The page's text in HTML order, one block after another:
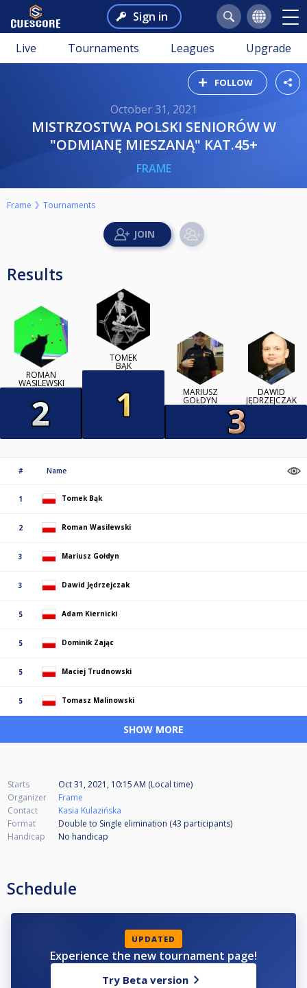
Sign in
Live Tournaments Leagues Upgrade
FOLLOW
October 31, 2021
MISTRZOSTWA POLSKI SENIORÓW W
"ODMIANĘ MIESZANĄ" KAT.45+
FRAME
Frame Tournaments
Results
ROMAN
WASILEWSKI
TOMEK
BĄK
MARIUSZ
GOŁDYN
DAWID
JĘDRZEJCZAK
# Name
1 Tomek Bąk
2 Roman Wasilewski
3 Mariusz Gołdyn
3 Dawid Jędrzejczak
5 Adam Kiernicki
5 Dominik Zając
5 Maciej Trudnowski
5 Tomasz Malinowski
SHOW MORE
Starts
Oct 31, 2021, 10:15 AM (Local time)
Organizer
Frame
Contact
Kasia Kulazińska
Format
Double to Single elimination (43 participants)
Handicap
No handicap
Schedule
UPDATED
Experience the new tournament page!
Try Beta version